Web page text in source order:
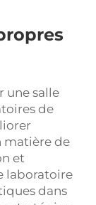
une salle
de
matière de
et
laboratoire
dans